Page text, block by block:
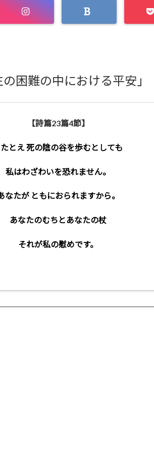
の困難の中における平安」
【詩篇23篇4節】
たとえ 死の陰の谷を歩むとしても
私はわざわいを恐れません。
なたが ともにおられますから。
あなたのむちとあなたの杖
それが私の慰めです。